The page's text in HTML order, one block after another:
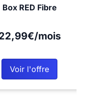
Box RED Fibre
mois
Voir l'offre